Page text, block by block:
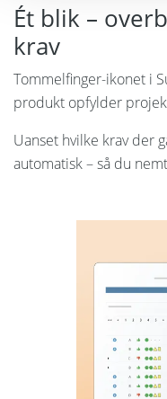
Ét blik –
krav
Tommelfinger-ikonet i
produkt opfylder
Uanset hvilke krav der
automatisk – så du